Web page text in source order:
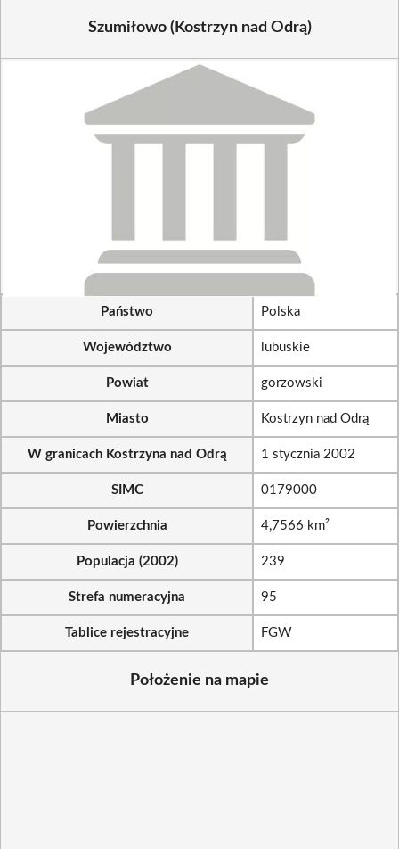
Szumiłowo (Kostrzyn nad Odrą)
Państwo Polska
Województwo lubuskie
Powiat gorzowski
Miasto Kostrzyn nad Odrą
W granicach Kostrzyna nad Odrą 1 stycznia 2002
SIMC 0179000
Powierzchnia 4,7566 km²
Populacja (2002) 239
Strefa numeracyjna 95
Tablice rejestracyjne FGW
Położenie na mapie